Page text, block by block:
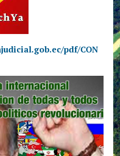
pdf/CON